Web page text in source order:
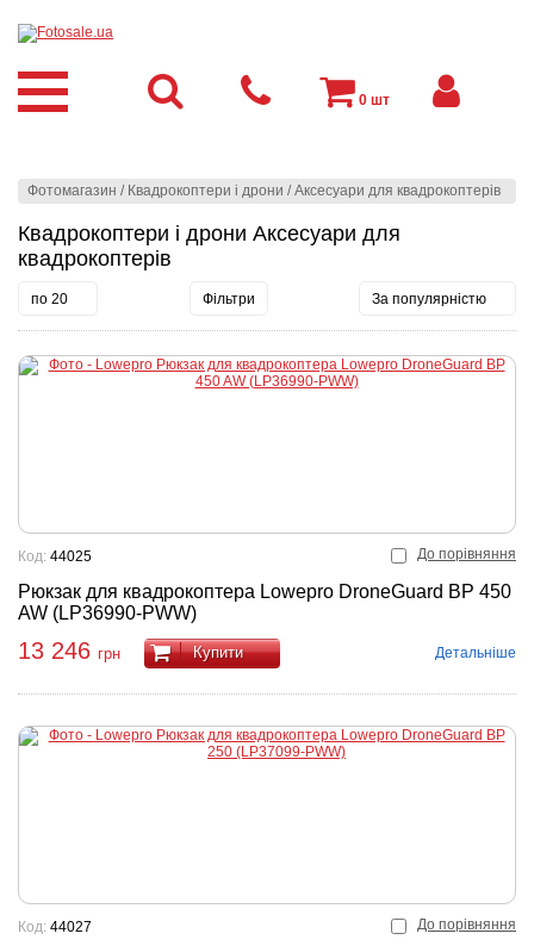
Фотомагазин / Квадрокоптери і дрони /Аксесуари для квадрокоптерів
Квадрокоптери і дрони Аксесуари для
квадрокоптерів
по 20 Фільтри За популярністю
До порівняння
Рюкзак для квадрокоптера Lowepro DroneGuard BP 450
AW (LP36990-PWW)
Код: 44025
13 246 грн Купити Детальніше
До порівняння
Код: 44027
0 шт